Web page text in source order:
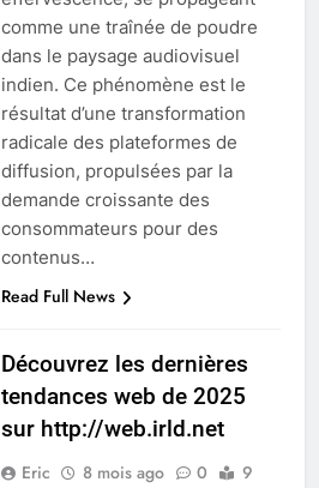
comme une traînée de poudre
dans le paysage audiovisuel
indien. Ce phénomène est le
résultat d’une transformation
radicale des plateformes de
diffusion, propulsées par la
demande croissante des
consommateurs pour des
contenus…
Read Full News
Découvrez les dernières
tendances web de 2025
sur http://web.irld.net
Eric 8 mois ago 0
9